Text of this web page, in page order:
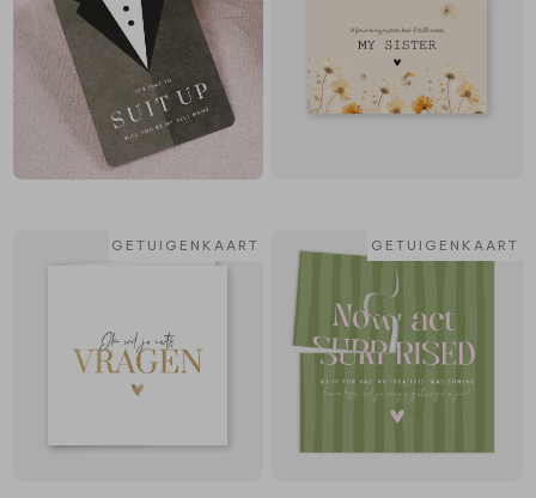
GETUIGENKAART GETUIGENKAART